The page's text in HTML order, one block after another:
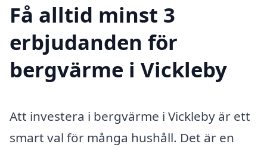
Få alltid minst 3
erbjudanden för
bergvärme i Vickleby
Att investera i bergvärme i Vickleby är ett
smart val för många hushåll. Det är en